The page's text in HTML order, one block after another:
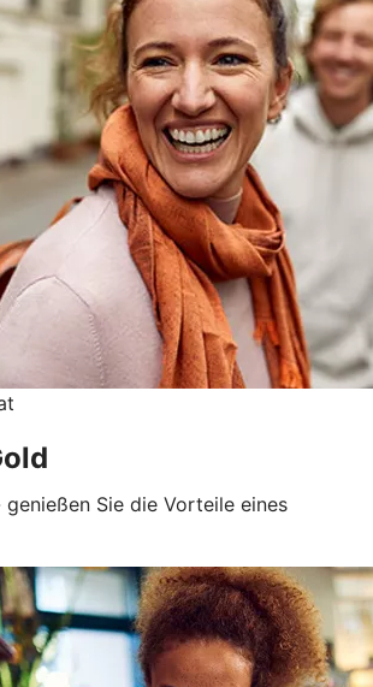
Sie die Vorteile eines